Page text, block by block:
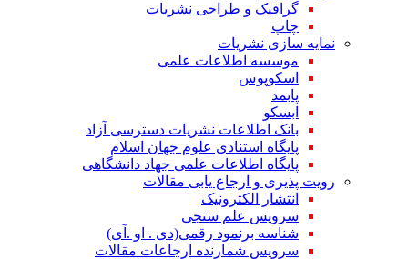
گرافیک و طراحی نشریات
چاپ
نمایه سازی نشریات
موسسه اطلاعات علمی
اسکوپوس
پابمد
ابسکو
بانک اطلاعات نشریات دسترسی آزاد
پایگاه استنادی علوم جهان اسلام
پایگاه اطلاعات علمی جهاد دانشگاهی
رویت پذیری و ارجاع یابی مقالات
انتشار الکترونیک
سرویس علم سنجی
شناسه برنمود رقمی(دی . او .آی)
سرویس شمارنده ارجاعات مقالات